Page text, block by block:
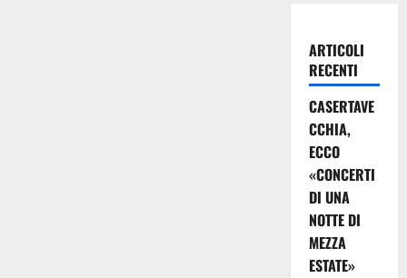
ARTICOLI
RECENTI
CASERTAVE
CCHIA,
ECCO
«CONCERTI
DI UNA
NOTTE DI
MEZZA
ESTATE»